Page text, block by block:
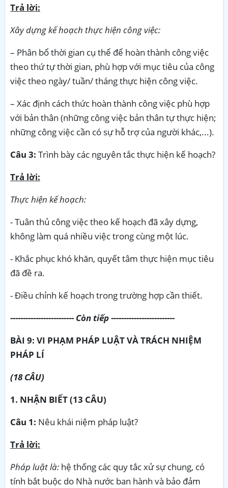
Trả lời:
Xây dựng kế hoạch thực hiện công việc:
– Phân bổ thời gian cụ thể để hoàn thành công việc
theo thứ tự thời gian, phù hợp với mục tiêu của công
việc theo ngày/ tuần/ tháng thực hiện công việc.
– Xác định cách thức hoàn thành công việc phù hợp
với bản thân (những công việc bản thân tự thực hiện;
những công việc cần có sự hỗ trợ của người khác,...).
Câu 3: Trình bày các nguyên tắc thực hiện kế hoạch?
Trả lời:
Thực hiện kế hoạch:
- Tuân thủ công việc theo kế hoạch đã xây dựng,
không làm quá nhiều việc trong cùng một lúc.
- Khắc phục khó khăn, quyết tâm thực hiện mục tiêu
đã đề ra.
- Điều chỉnh kế hoạch trong trường hợp cần thiết.
------------------------- Còn tiếp -------------------------
BÀI 9: VI PHẠM PHÁP LUẬT VÀ TRÁCH NHIỆM
PHÁP LÍ
(18 CÂU)
1. NHẬN BIẾT (13 CÂU)
Câu 1: Nêu khái niệm pháp luật?
Trả lời:
Pháp luật là: hệ thống các quy tắc xử sự chung, có
tính bắt buộc do Nhà nước ban hành và bảo đảm